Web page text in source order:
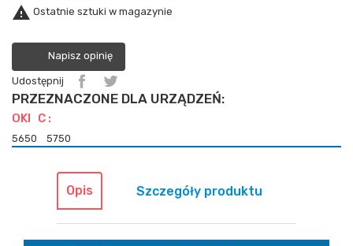
 Ostatnie sztuki w magazynie
Napisz opinię
Udostępnij
PRZEZNACZONE DLA URZĄDZEŃ:
OKI C :
5650 5750
Opis Szczegóły produktu